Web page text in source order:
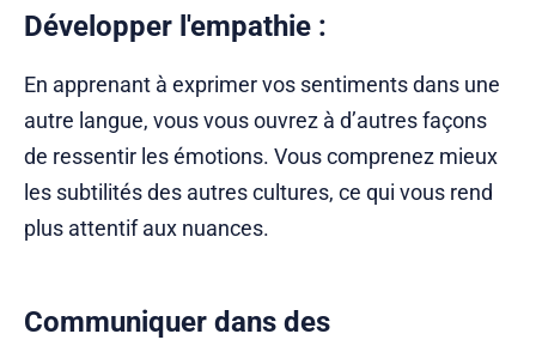
Développer l'empathie :
En apprenant à exprimer vos sentiments dans une
autre langue, vous vous ouvrez à d’autres façons
de ressentir les émotions. Vous comprenez mieux
les subtilités des autres cultures, ce qui vous rend
plus attentif aux nuances.
Communiquer dans des